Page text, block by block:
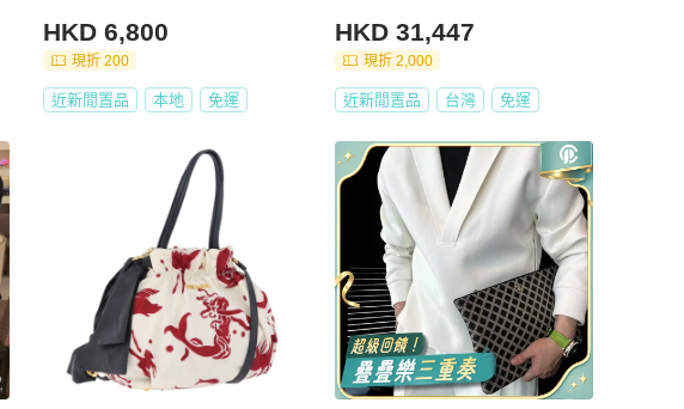
HKD 6,800
現折 200
近新閒置品 本地 免運
HKD 31,447
現折 2,000
近新閒置品 台灣 免運